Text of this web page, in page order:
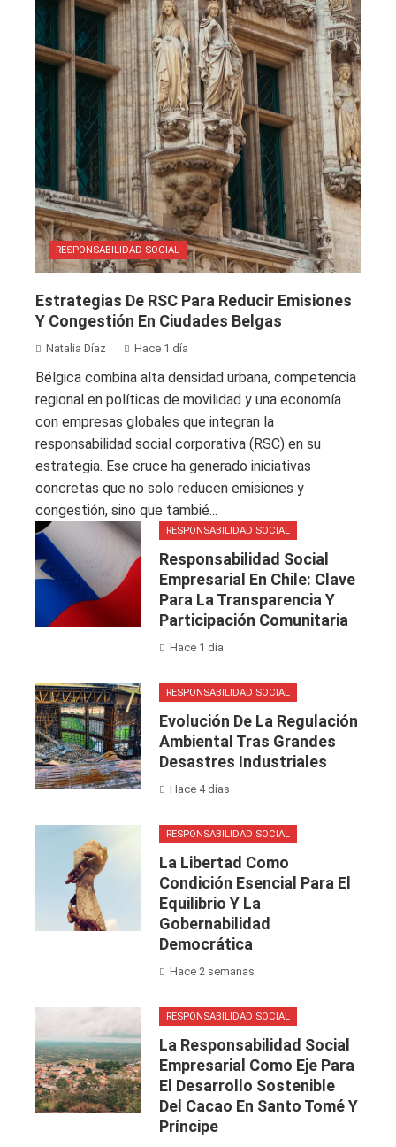
RESPONSABILIDAD SOCIAL
Estrategias De RSC Para Reducir Emisiones
Y Congestión En Ciudades Belgas
Natalia Díaz Hace 1 día
Bélgica combina alta densidad urbana, competencia
regional en políticas de movilidad y una economía
con empresas globales que integran la
responsabilidad social corporativa (RSC) en su
estrategia. Ese cruce ha generado iniciativas
concretas que no solo reducen emisiones y
congestión, sino que tambié...
RESPONSABILIDAD SOCIAL
Responsabilidad Social
Empresarial En Chile: Clave
Para La Transparencia Y
Participación Comunitaria
Hace 1 día
RESPONSABILIDAD SOCIAL
Evolución De La Regulación
Ambiental Tras Grandes
Desastres Industriales
Hace 4 días
RESPONSABILIDAD SOCIAL
La Libertad Como
Condición Esencial Para El
Equilibrio Y La
Gobernabilidad
Democrática
Hace 2 semanas
RESPONSABILIDAD SOCIAL
La Responsabilidad Social
Empresarial Como Eje Para
El Desarrollo Sostenible
Del Cacao En Santo Tomé Y
Príncipe